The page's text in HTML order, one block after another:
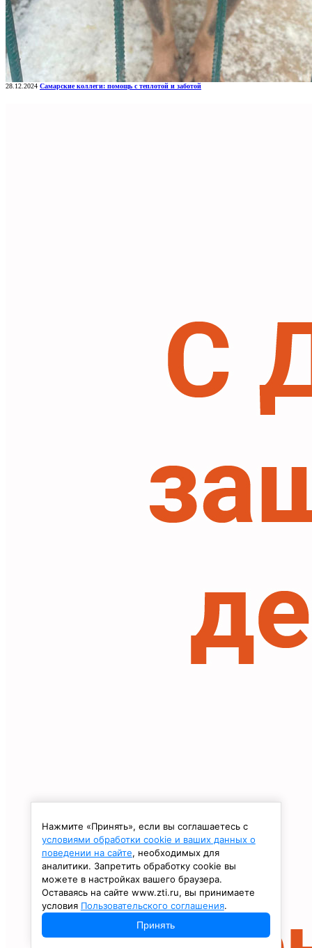
28.12.2024 Самарские коллеги: помощь с теплотой и заботой
Нажмите «Принять», если вы соглашаетесь с
условиями обработки cookie и ваших данных о
поведении на сайте, необходимых для
аналитики. Запретить обработку cookie вы
можете в настройках вашего браузера.
Оставаясь на сайте www.zti.ru, вы принимаете
условия Пользовательского соглашения.
Принять